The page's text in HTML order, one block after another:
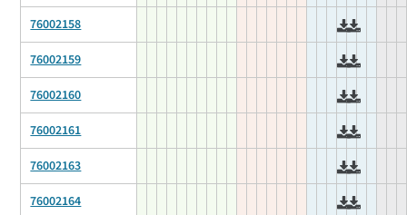
76002158
76002159
76002160
76002161
76002163
76002164